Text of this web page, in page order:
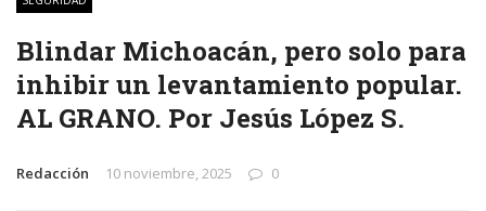
Blindar Michoacán, pero solo para
inhibir un levantamiento popular.
AL GRANO. Por Jesús López S.
Redacción 10 noviembre, 2025 0